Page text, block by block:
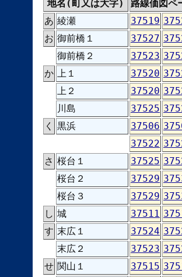
地名(町又は大字)
路線価図ペ
あ 綾瀬 37519
お 御前橋１ 37527
御前橋２
37523
か
上１ 37520
上２
37520
川島
37525
く
黒浜 37506
37522
さ 桜台１ 37525
桜台２
37529
桜台３
37529
し 城 37511
す 末広１ 37524
末広２
37523
せ 関山１ 37515